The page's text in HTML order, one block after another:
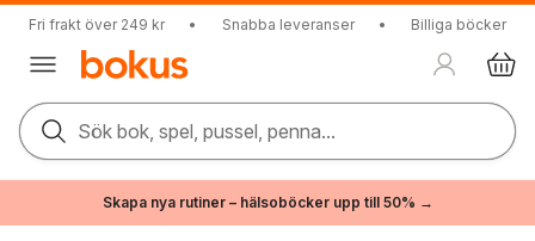
Fri frakt över 249 kr • Snabba leveranser • Billiga böcker
Sök bok, spel, pussel, penna...
Skapa nya rutiner – hälsoböcker upp till 50% →